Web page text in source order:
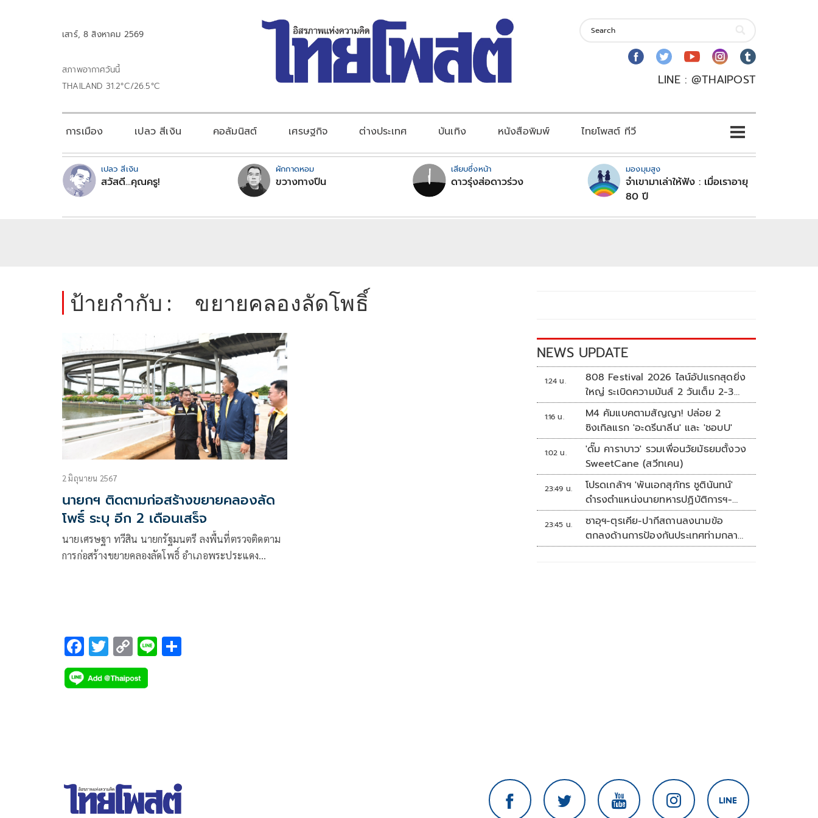
เสาร์, 8 สิงหาคม 2569
สภาพอากาศวันนี้
THAILAND 31.2°C/26.5°C
LINE : @THAIPOST
การเมือง เปลว สีเงิน คอลัมนิสต์ เศรษฐกิจ ต่างประเทศ บันเทิง หนังสือพิมพ์ ไทยโพสต์ ทีวี
เปลว สีเงิน
สวัสดี...คุณครู!
ผักกาดหอม
ขวางทางปืน
เสียบซึ่งหน้า
ดาวรุ่งส่อดาวร่วง
มองมุมสูง
จำเขามาเล่าให้ฟัง : เมื่อเราอายุ
80 ปี
ป้ายกำกับ : ขยายคลองลัดโพธิ์
2 มิถุนายน 2567
นายกฯ ติดตามก่อสร้างขยายคลองลัด
โพธิ์ ระบุ อีก 2 เดือนเสร็จ
นายเศรษฐา ทวีสิน นายกรัฐมนตรี ลงพื้นที่ตรวจติดตาม
การก่อสร้างขยายคลองลัดโพธิ์ อำเภอพระประแดง
F
ac
e
T
wi
tt
C
o
p
Li
NEWS UPDATE
1:24 น.
808 Festival 2026 ไลน์อัปแรกสุดยิ่ง
ใหญ่ ระเบิดความมันส์ 2 วันเต็ม 2-3
ต.ค.นี้
1:16 น.
M4 คัมแบคตามสัญญา! ปล่อย 2
ซิงเกิลแรก 'อะดรีนาลีน' และ 'ชอบU'
1:02 น.
'ดั๊ม คาราบาว' รวมเพื่อนวัยมัธยมตั้งวง
SweetCane (สวีทเคน)
23:49 น.
โปรดเกล้าฯ 'พันเอกสุภัทร ชูตินันทน์'
ดำรงตำแหน่งนายทหารปฏิบัติการฯ-
พระราชทานยศ 'พลตรี'
23:45 น.
ซาอุฯ-ตุรเคีย-ปากีสถานลงนามข้อ
ตกลงด้านการป้องกันประเทศท่ามกลาง
สงครามในภูมิภาค